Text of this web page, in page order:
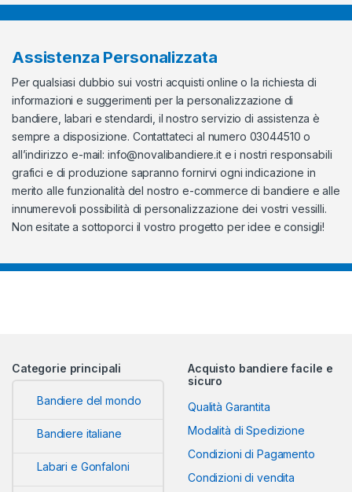
Assistenza Personalizzata
Per qualsiasi dubbio sui vostri acquisti online o la richiesta di
informazioni e suggerimenti per la personalizzazione di
bandiere, labari e stendardi, il nostro servizio di assistenza è
sempre a disposizione. Contattateci al numero 03044510 o
all’indirizzo e-mail: info@novalibandiere.ite i nostri responsabili
grafici e di produzione sapranno fornirvi ogni indicazione in
merito alle funzionalità del nostro e-commerce di bandiere e alle
innumerevoli possibilità di personalizzazione dei vostri vessilli.
Non esitate a sottoporci il vostro progetto per idee e consigli!
Categorie principali
Bandiere del mondo
Bandiere italiane
Labari e Gonfaloni
Acquisto bandiere facile e
sicuro
Qualità Garantita
Modalità di Spedizione
Condizioni di Pagamento
Condizioni di vendita